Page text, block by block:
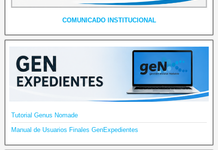
COMUNICADO INSTITUCIONAL
Tutorial Genus Nomade
Manual de Usuarios Finales GenExpedientes